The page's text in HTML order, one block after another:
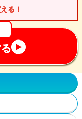
る！